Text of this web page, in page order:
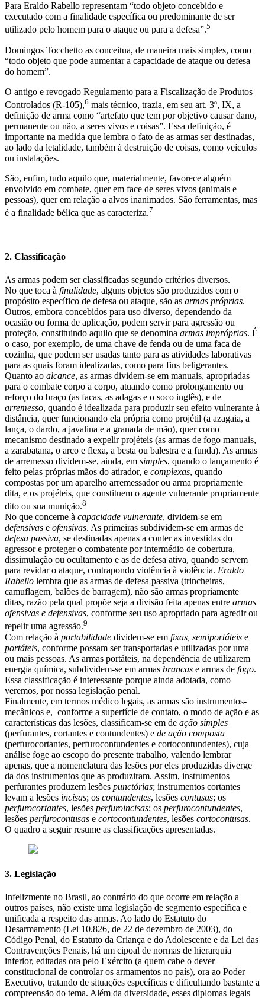
Para Eraldo Rabello representam “todo objeto concebido e
executado com a finalidade específica ou predominante de ser
utilizado pelo homem para o ataque ou para a defesa”.5
Domingos Tocchetto as conceitua, de maneira mais simples, como
“todo objeto que pode aumentar a capacidade de ataque ou defesa
do homem”.
O antigo e revogado Regulamento para a Fiscalização de Produtos
Controlados (R-105),6 mais técnico, trazia, em seu art. 3º, IX, a
definição de arma como “artefato que tem por objetivo causar dano,
permanente ou não, a seres vivos e coisas”. Essa definição, é
importante na medida que lembra o fato de as armas ser destinadas,
ao lado da letalidade, também à destruição de coisas, como veículos
ou instalações.
São, enfim, tudo aquilo que, materialmente, favorece alguém
envolvido em combate, quer em face de seres vivos (animais e
pessoas), quer em relação a alvos inanimados. São ferramentas, mas
é a finalidade bélica que as caracteriza.7
2. Classificação
As armas podem ser classificadas segundo critérios diversos.
No que toca à finalidade, alguns objetos são produzidos com o
propósito específico de defesa ou ataque, são as armas próprias.
Outros, embora concebidos para uso diverso, dependendo da
ocasião ou forma de aplicação, podem servir para agressão ou
proteção, constituindo aquilo que se denomina armas impróprias. É
o caso, por exemplo, de uma chave de fenda ou de uma faca de
cozinha, que podem ser usadas tanto para as atividades laborativas
para as quais foram idealizadas, como para fins beligerantes.
Quanto ao alcance, as armas dividem-se em manuais, apropriadas
para o combate corpo a corpo, atuando como prolongamento ou
reforço do braço (as facas, as adagas e o soco inglês), e de
arremesso, quando é idealizada para produzir seu efeito vulnerante à
distância, quer funcionando ela própria como projétil (a azagaia, a
lança, o dardo, a javalina e a granada de mão), quer como
mecanismo destinado a expelir projéteis (as armas de fogo manuais,
a zarabatana, o arco e flexa, a besta ou balestra e a funda). As armas
de arremesso dividem-se, ainda, em simples, quando o lançamento é
feito pelas próprias mãos do atirador, e complexas, quando
compostas por um aparelho arremessador ou arma propriamente
dita, e os projéteis, que constituem o agente vulnerante propriamente
dito ou sua munição.8
No que concerne à capacidade vulnerante, dividem-se em
defensivas e ofensivas. As primeiras subdividem-se em armas de
defesa passiva, se destinadas apenas a conter as investidas do
agressor e proteger o combatente por intermédio de cobertura,
dissimulação ou ocultamento e as de defesa ativa, quando servem
para revidar o ataque, contrapondo violência à violência. Eraldo
Rabello lembra que as armas de defesa passiva (trincheiras,
camuflagem, balões de barragem), não são armas propriamente
ditas, razão pela qual propõe seja a divisão feita apenas entre armas
ofensivas e defensivas, conforme seu uso apropriado para agredir ou
repelir uma agressão.9
Com relação à portabilidade dividem-se em fixas, semiportáteis e
portáteis, conforme possam ser transportadas e utilizadas por uma
ou mais pessoas. As armas portáteis, na dependência de utilizarem
energia química, subdividem-se em armas brancas e armas de fogo.
Essa classificação é interessante porque ainda adotada, como
veremos, por nossa legislação penal.
Finalmente, em termos médico legais, as armas são instrumentos-
mecânicos e, conforme a superfície de contato, o modo de ação e as
características das lesões, classificam-se em de ação simples
(perfurantes, cortantes e contundentes) e de ação composta
(perfurocortantes, perfurocontundentes e cortocontundentes), cuja
análise foge ao escopo do presente trabalho, valendo lembrar
apenas, que a nomenclatura das lesões por eles produzidas diverge
da dos instrumentos que as produziram. Assim, instrumentos
perfurantes produzem lesões punctórias; instrumentos cortantes
levam a lesões incisas; os contundentes, lesões contusas; os
perfurocortantes, lesões perfuroincisas; os perfurocontundentes,
lesões perfurocontusas e cortocontundentes, lesões cortocontusas.
O quadro a seguir resume as classificações apresentadas.
3. Legislação
Infelizmente no Brasil, ao contrário do que ocorre em relação a
outros países, não existe uma legislação de segmento específica e
unificada a respeito das armas. Ao lado do Estatuto do
Desarmamento (Lei 10.826, de 22 de dezembro de 2003), do
Código Penal, do Estatuto da Criança e do Adolescente e da Lei das
Contravenções Penais, há um cipoal de normas de hierarquia
inferior, editadas ora pelo Exército (a quem cabe o dever
constitucional de controlar os armamentos no país), ora ao Poder
Executivo, tratando de situações específicas e dificultando bastante a
compreensão do tema. Além da diversidade, esses diplomas legais